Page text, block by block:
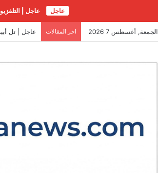
عاجل عاجل |
الجمعة, أغسطس 7 2026 اخر المقالات عاجل | تل